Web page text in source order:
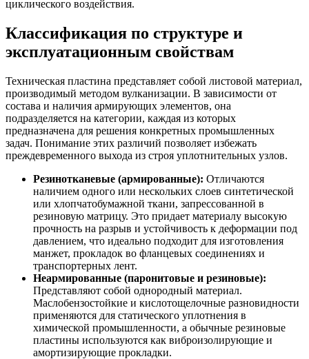
циклического воздействия.
Классификация по структуре и
эксплуатационным свойствам
Техническая пластина представляет собой листовой материал,
производимый методом вулканизации. В зависимости от
состава и наличия армирующих элементов, она
подразделяется на категории, каждая из которых
предназначена для решения конкретных промышленных
задач. Понимание этих различий позволяет избежать
преждевременного выхода из строя уплотнительных узлов.
Резинотканевые (армированные): Отличаются
наличием одного или нескольких слоев синтетической
или хлопчатобумажной ткани, запрессованной в
резиновую матрицу. Это придает материалу высокую
прочность на разрыв и устойчивость к деформации под
давлением, что идеально подходит для изготовления
манжет, прокладок во фланцевых соединениях и
транспортерных лент.
Неармированные (паронитовые и резиновые):
Представляют собой однородный материал.
Маслобензостойкие и кислотощелочные разновидности
применяются для статического уплотнения в
химической промышленности, а обычные резиновые
пластины используются как виброизолирующие и
амортизирующие прокладки.